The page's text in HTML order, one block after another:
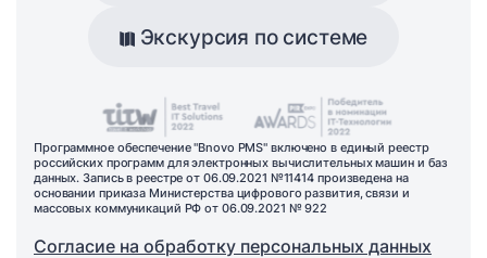
Экскурсия по системе
Программное обеспечение "Bnovo PMS" включено в единый реестр
российских программ для электронных вычислительных машин и баз
данных. Запись в реестре от 06.09.2021 №11414 произведена на
основании приказа Министерства цифрового развития, связи и
массовых коммуникаций РФ от 06.09.2021 № 922
Согласие на обработку персональных данных